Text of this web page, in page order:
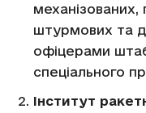
механізованих,
штурмових та
офіцерами
спеціального
Інститут